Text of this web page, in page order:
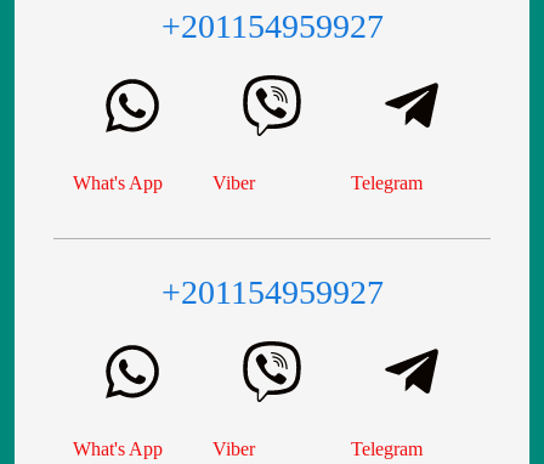
+201154959927
What's App Viber Telegram
+201154959927
What's App Viber Telegram